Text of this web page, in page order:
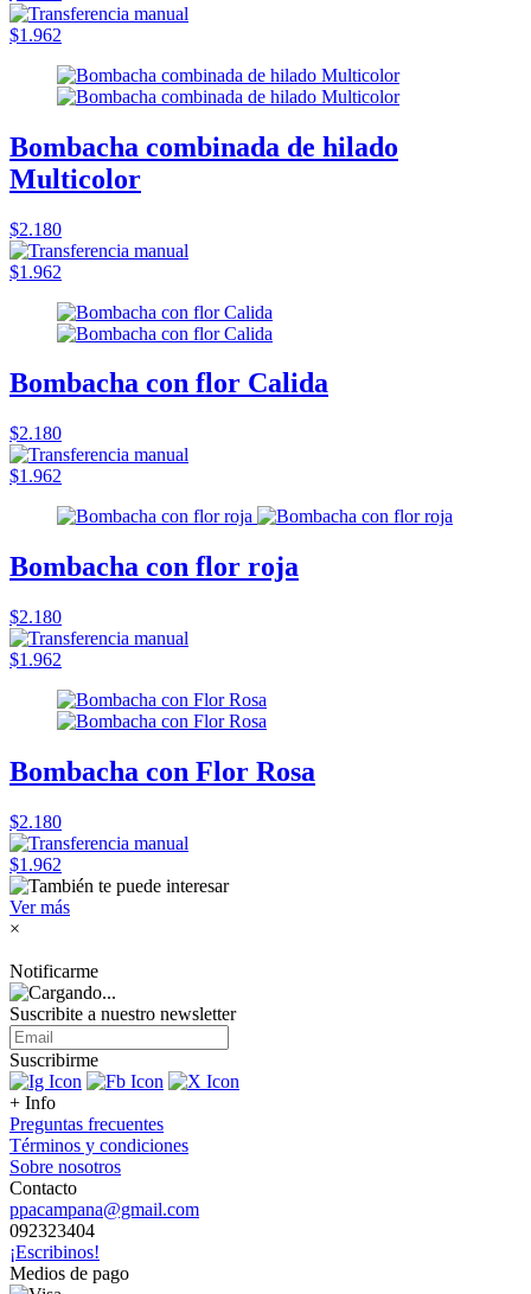
$1.962
Bombacha combinada de hilado
Multicolor
$2.180
$1.962
Bombacha con flor Calida
$2.180
$1.962
Bombacha con flor roja
$2.180
$1.962
Bombacha con Flor Rosa
$2.180
$1.962
Ver más
×
Notificarme
Suscribite a nuestro newsletter
Suscribirme
+ Info
Preguntas frecuentes
Términos y condiciones
Sobre nosotros
Contacto
ppacampana@gmail.com
092323404
¡Escribinos!
Medios de pago